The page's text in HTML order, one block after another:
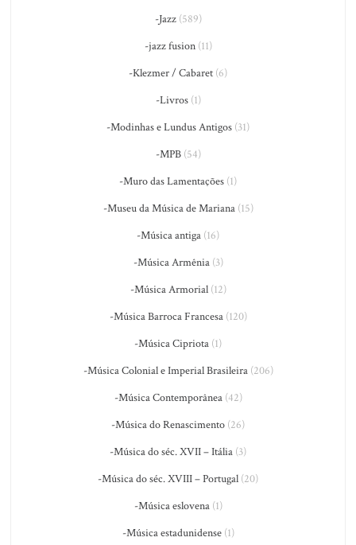
-Jazz(589)
-jazz fusion(11)
-Klezmer / Cabaret (6)
-Livros(1)
-Modinhas e Lundus Antigos (31)
-MPB(54)
-Muro das Lamentações (1)
-Museu da Música de Mariana(15)
-Música antiga (16)
-Música Armênia(3)
-Música Armorial(12)
-Música Barroca Francesa(120)
-Música Cipriota (1)
-Música Colonial e Imperial Brasileira(206)
-Música Contemporânea(42)
-Música do Renascimento (26)
-Música do séc. XVII – Itália (3)
-Música do séc. XVIII – Portugal (20)
-Música eslovena(1)
-Música estadunidense(1)